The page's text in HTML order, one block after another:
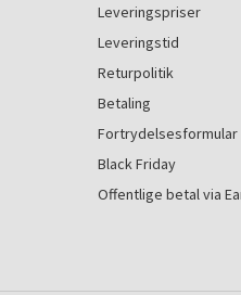
Leveringspriser
Leveringstid
Returpolitik
Betaling
Fortrydelsesformular
Black Friday
Offentlige betal via